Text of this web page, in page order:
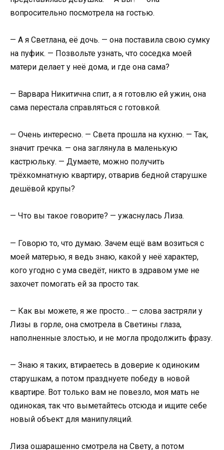
вопросительно посмотрела на гостью.
— А я Светлана, её дочь. — она поставила свою сумку
на пуфик. — Позвольте узнать, что соседка моей
матери делает у неё дома, и где она сама?
— Варвара Никитична спит, а я готовлю ей ужин, она
сама перестала справляться с готовкой.
— Очень интересно. — Света прошла на кухню. — Так,
значит гречка. — она заглянула в маленькую
кастрюльку. — Думаете, можно получить
трёхкомнатную квартиру, отварив бедной старушке
дешёвой крупы?
— Что вы такое говорите? — ужаснулась Лиза.
— Говорю то, что думаю. Зачем ещё вам возиться с
моей матерью, я ведь знаю, какой у неё характер,
кого угодно с ума сведёт, никто в здравом уме не
захочет помогать ей за просто так.
— Как вы можете, я же просто… — слова застряли у
Лизы в горле, она смотрела в Светины глаза,
наполненные злостью, и не могла продолжить фразу.
— Знаю я таких, втираетесь в доверие к одиноким
старушкам, а потом празднуете победу в новой
квартире. Вот только вам не повезло, моя мать не
одинокая, так что выметайтесь отсюда и ищите себе
новый объект для манипуляций.
Лиза ошарашенно смотрела на Свету, а потом